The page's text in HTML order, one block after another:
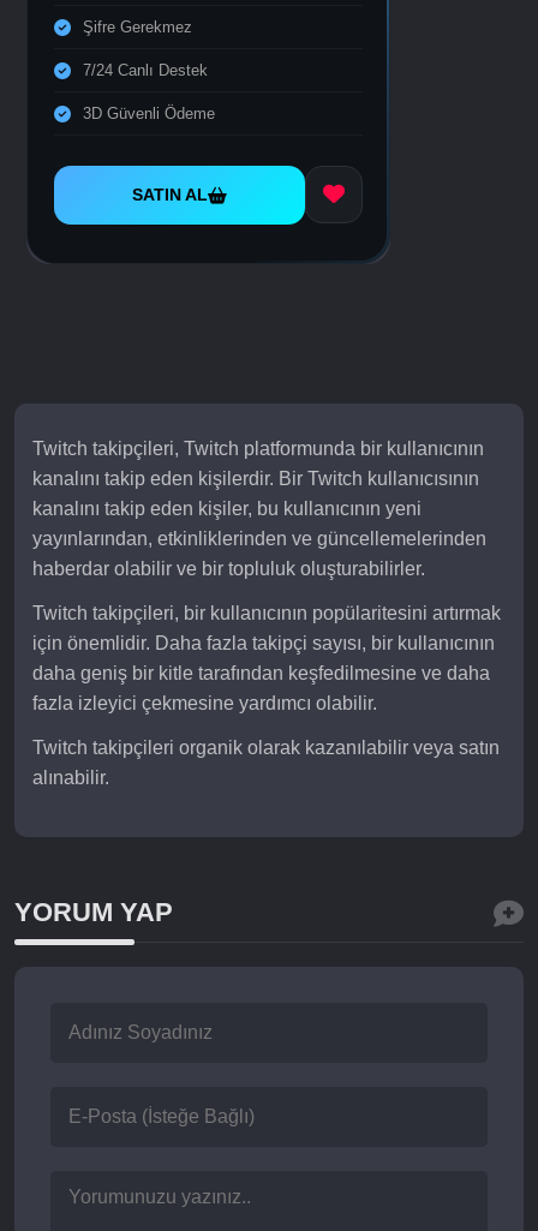
Şifre Gerekmez
7/24 Canlı Destek
3D Güvenli Ödeme
SATIN AL
Twitch takipçileri, Twitch platformunda bir kullanıcının
kanalını takip eden kişilerdir. Bir Twitch kullanıcısının
kanalını takip eden kişiler, bu kullanıcının yeni
yayınlarından, etkinliklerinden ve güncellemelerinden
haberdar olabilir ve bir topluluk oluşturabilirler.
Twitch takipçileri, bir kullanıcının popülaritesini artırmak
için önemlidir. Daha fazla takipçi sayısı, bir kullanıcının
daha geniş bir kitle tarafından keşfedilmesine ve daha
fazla izleyici çekmesine yardımcı olabilir.
Twitch takipçileri organik olarak kazanılabilir veya satın
alınabilir.
YORUM YAP